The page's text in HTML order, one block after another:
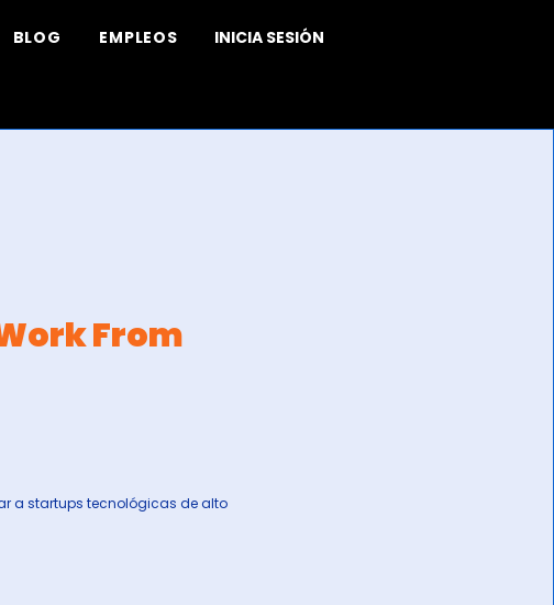
BLOG EMPLEOS INICIA SESIÓN
From
a startups tecnológicas de alto